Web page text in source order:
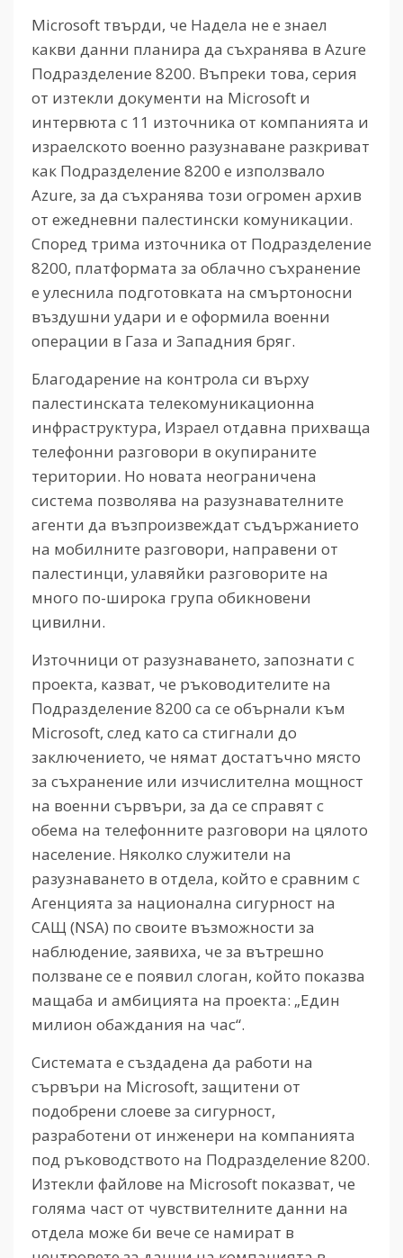
Microsoft твърди, че Надела не е знаел
какви данни планира да съхранява в Azure
Подразделение 8200. Въпреки това, серия
от изтекли документи на Microsoft и
интервюта с 11 източника от компанията и
израелското военно разузнаване разкриват
как Подразделение 8200 е използвало
Azure, за да съхранява този огромен архив
от ежедневни палестински комуникации.
Според трима източника от Подразделение
8200, платформата за облачно съхранение
е улеснила подготовката на смъртоносни
въздушни удари и е оформила военни
операции в Газа и Западния бряг.
Благодарение на контрола си върху
палестинската телекомуникационна
инфраструктура, Израел отдавна прихваща
телефонни разговори в окупираните
територии. Но новата неограничена
система позволява на разузнавателните
агенти да възпроизвеждат съдържанието
на мобилните разговори, направени от
палестинци, улавяйки разговорите на
много по-широка група обикновени
цивилни.
Източници от разузнаването, запознати с
проекта, казват, че ръководителите на
Подразделение 8200 са се обърнали към
Microsoft, след като са стигнали до
заключението, че нямат достатъчно място
за съхранение или изчислителна мощност
на военни сървъри, за да се справят с
обема на телефонните разговори на цялото
население. Няколко служители на
разузнаването в отдела, който е сравним с
Агенцията за национална сигурност на
САЩ (NSA) по своите възможности за
наблюдение, заявиха, че за вътрешно
ползване се е появил слоган, който показва
мащаба и амбицията на проекта: „Един
милион обаждания на час“.
Системата е създадена да работи на
сървъри на Microsoft, защитени от
подобрени слоеве за сигурност,
разработени от инженери на компанията
под ръководството на Подразделение 8200.
Изтекли файлове на Microsoft показват, че
голяма част от чувствителните данни на
отдела може би вече се намират в